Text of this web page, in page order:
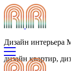
Дизайн интерьера
дизайн квартир,